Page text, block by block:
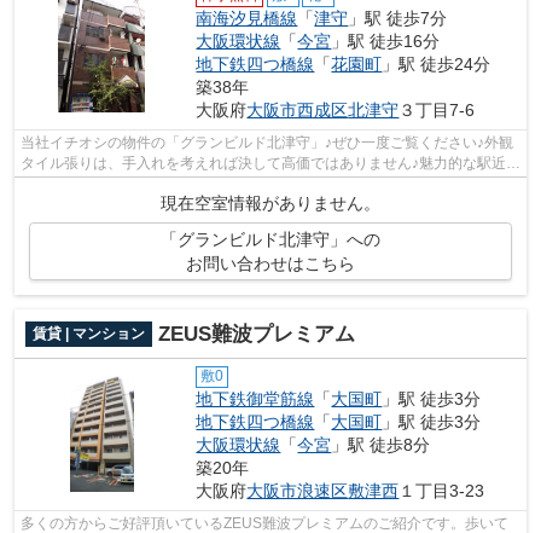
南海汐見橋線 「津守 」駅 徒歩7分
大阪環状線 「今宮 」駅 徒歩16分
地下鉄四つ橋線 「花園町 」駅 徒歩24分
築38年
大阪府大阪市西成区北津守３丁目7-6
当社イチオシの物件の「グランビルド北津守」♪ぜひ一度ご覧ください♪外観
タイル張りは、手入れを考えれば決して高価ではありません♪魅力的な駅近の
現在空室情報がありません。
「グランビルド北津守」への
お問い合わせはこちら
賃貸 | マンション ZEUS難波プレミアム
敷0
地下鉄御堂筋線 「大国町 」駅 徒歩3分
地下鉄四つ橋線 「大国町 」駅 徒歩3分
大阪環状線 「今宮 」駅 徒歩8分
築20年
大阪府大阪市浪速区敷津西 １丁目3-23
多くの方からご好評頂いているZEUS難波プレミアムのご紹介です。歩いて